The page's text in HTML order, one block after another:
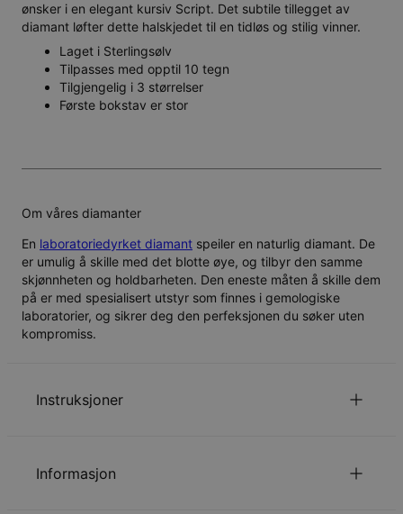
ønsker i en elegant kursiv Script. Det subtile tillegget av
diamant løfter dette halskjedet til en tidløs og stilig vinner.
Laget i Sterlingsølv
Tilpasses med opptil 10 tegn
Tilgjengelig i 3 størrelser
Første bokstav er stor
Om våres diamanter
En laboratoriedyrket diamant speiler en naturlig diamant. De
er umulig å skille med det blotte øye, og tilbyr den samme
skjønnheten og holdbarheten. Den eneste måten å skille dem
på er med spesialisert utstyr som finnes i gemologiske
laboratorier, og sikrer deg den perfeksjonen du søker uten
kompromiss.
Instruksjoner
Les mer om
Kontakt oss gjerne via
Informasjon